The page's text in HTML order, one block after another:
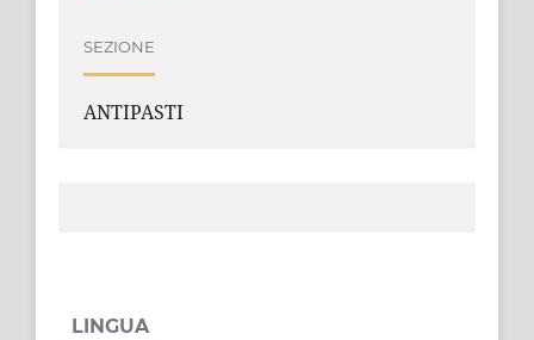
SEZIONE
ANTIPASTI
LINGUA